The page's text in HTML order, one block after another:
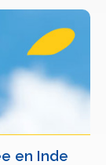
en Inde